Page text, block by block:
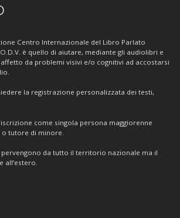
Centro Internazionale del Libro Parlato
è quello di aiutare, mediante gli audiolibri e
da problemi visivi e/o cognitivi ad accostarsi
la registrazione personalizzata dei testi,
come singola persona maggiorenne
tutore di minore.
da tutto il territorio nazionale ma il
all’estero.